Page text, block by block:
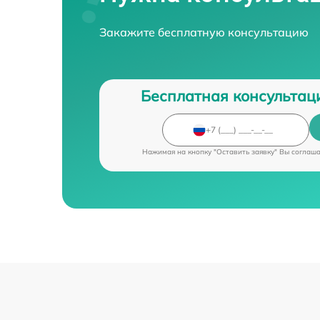
Закажите бесплатную консультацию
Бесплатная
Нажимая на кнопку "Оставить заявку" Вы